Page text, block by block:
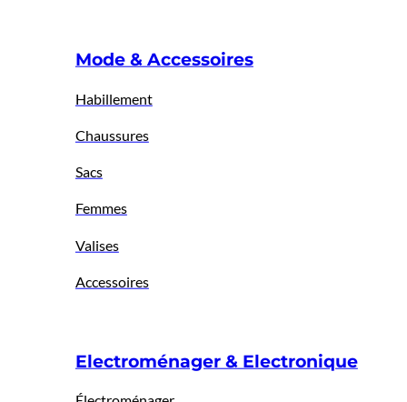
Mode & Accessoires
Habillement
Chaussures
Sacs
Femmes
Valises
Accessoires
Electroménager & Electronique